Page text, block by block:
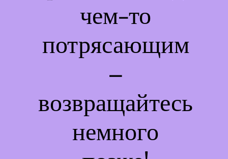
чем-то
потрясающим
–
возвращайтесь
немного